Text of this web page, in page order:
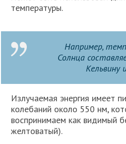
температуры.
Например,
Солнца
Кельвину
Излучаемая энергия имеет
колебаний около 550 нм,
воспринимаем как видимый
желтоватый).